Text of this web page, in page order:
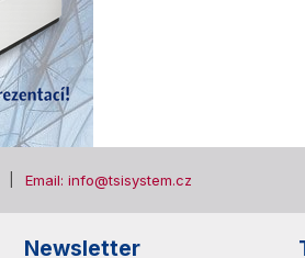
Email: info@tsisystem.cz
Newsletter